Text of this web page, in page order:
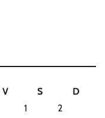
V S
D
1
2